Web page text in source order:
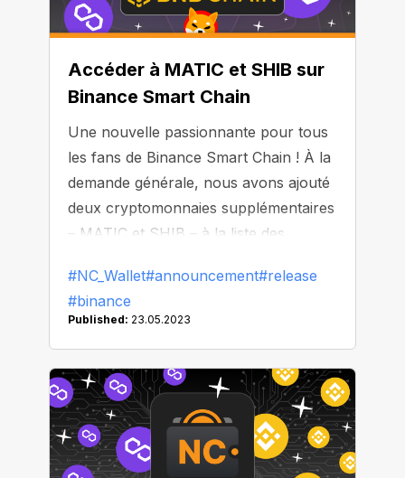
Accéder à MATIC et SHIB sur
Binance Smart Chain
Une nouvelle passionnante pour tous
les fans de Binance Smart Chain ! À la
demande générale, nous avons ajouté
deux cryptomonnaies supplémentaires
– MATIC et SHIB – à la liste des
BSC. A partir de maintenant, vous
pouvez effectuer des transactions
confiance et fiable.
#NC_Wallet#announcement#release
#binance
Published: 23.05.2023